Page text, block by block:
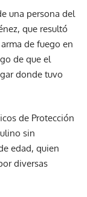
una persona del
que resultó
de fuego en
de que el
donde tuvo
de Protección
sin
edad, quien
diversas